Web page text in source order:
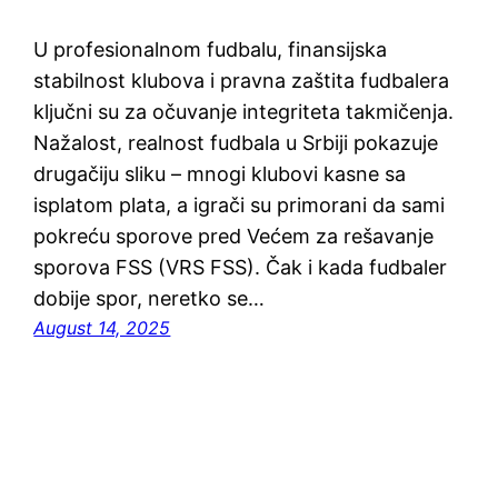
U profesionalnom fudbalu, finansijska
stabilnost klubova i pravna zaštita fudbalera
ključni su za očuvanje integriteta takmičenja.
Nažalost, realnost fudbala u Srbiji pokazuje
drugačiju sliku – mnogi klubovi kasne sa
isplatom plata, a igrači su primorani da sami
pokreću sporove pred Većem za rešavanje
sporova FSS (VRS FSS). Čak i kada fudbaler
dobije spor, neretko se…
August 14, 2025